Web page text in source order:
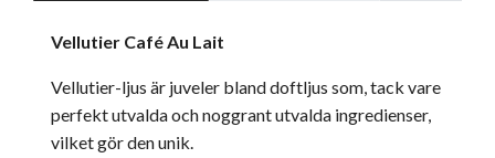
Vellutier Café Au Lait
Vellutier-ljus är juveler bland doftljus som, tack vare
perfekt utvalda och noggrant utvalda ingredienser,
vilket gör den unik.